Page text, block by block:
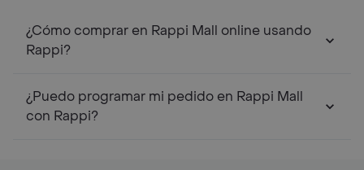
¿Cómo comprar en Rappi Mall online usando
Rappi?
¿Puedo programar mi pedido en Rappi Mall
con Rappi?